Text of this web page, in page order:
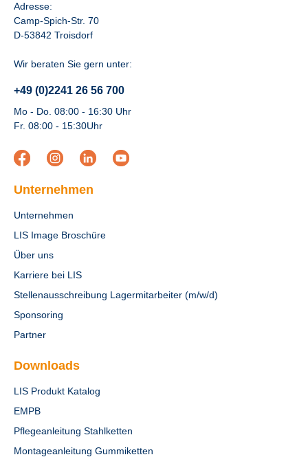
Adresse:
Camp-Spich-Str. 70
D-53842 Troisdorf
Wir beraten Sie gern unter:
+49 (0)2241 26 56 700
Mo - Do. 08:00 - 16:30 Uhr
Fr. 08:00 - 15:30Uhr
Unternehmen
Unternehmen
LIS Image Broschüre
Über uns
Karriere bei LIS
Stellenausschreibung Lagermitarbeiter (m/w/d)
Sponsoring
Partner
Downloads
LIS Produkt Katalog
EMPB
Pflegeanleitung Stahlketten
Montageanleitung Gummiketten